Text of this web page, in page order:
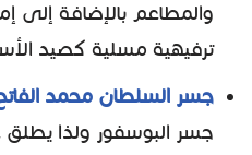
والمطاعم بالإضافة إلى
ترفيهية مسلية كصيد
جسر السلطان محمد
جسر البوسفور ولذا